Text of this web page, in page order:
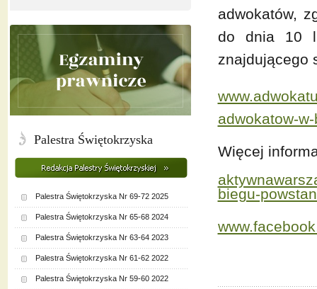
adwokatów,
do dnia 10
znajdującego
adwokatow-
Więcej
biegu-
Palestra Świętokrzyska
Palestra Świętokrzyska Nr 69-72 2025
Palestra Świętokrzyska Nr 65-68 2024
Palestra Świętokrzyska Nr 63-64 2023
Palestra Świętokrzyska Nr 61-62 2022
Palestra Świętokrzyska Nr 59-60 2022